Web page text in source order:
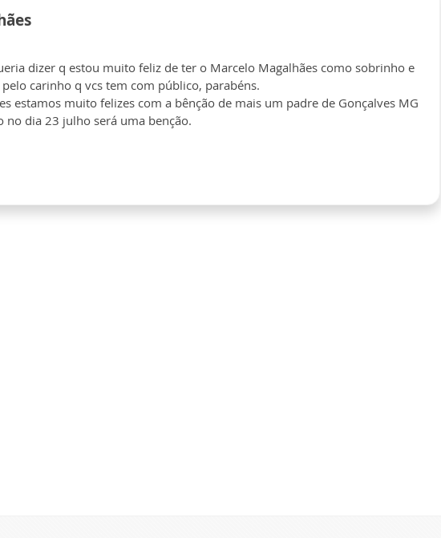
dizer q estou muito feliz de ter o Marcelo Magalhães como sobrinho e
carinho q vcs tem com público, parabéns.
estamos muito felizes com a bênção de mais um padre de Gonçalves MG
no dia 23 julho será uma benção.